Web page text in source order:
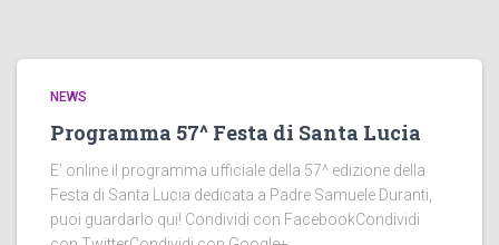
NEWS
Programma 57^ Festa di Santa Lucia
E’ online il programma ufficiale della 57^ edizione della
Festa di Santa Lucia dedicata a Padre Samuele Duranti,
puoi guardarlo qui! Condividi con FacebookCondividi